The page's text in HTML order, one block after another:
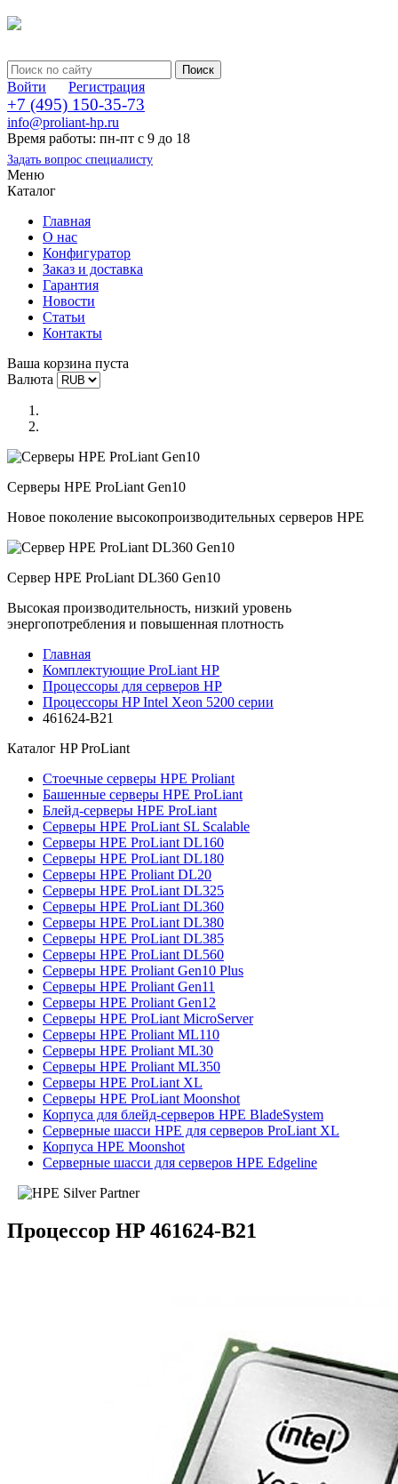
Войти Регистрация
+7 (495) 150-35-73
info@proliant-hp.ru
Время работы: пн-пт с 9 до 18
Задать вопрос специалисту
Меню
Каталог
Главная
О нас
Конфигуратор
Заказ и доставка
Гарантия
Новости
Статьи
Контакты
Ваша корзина пуста
Валюта
Серверы HPE ProLiant Gen10
Новое поколение высокопроизводительных серверов HPE
Сервер HPE ProLiant DL360 Gen10
Высокая производительность, низкий уровень
энергопотребления и повышенная плотность
Главная
Комплектующие ProLiant HP
Процессоры для серверов HP
Процессоры HP Intel Xeon 5200 серии
461624-B21
Каталог HP ProLiant
Стоечные серверы HPE Proliant
Башенные серверы HPE ProLiant
Блейд-серверы HPE ProLiant
Серверы HPE ProLiant SL Scalable
Серверы HPE ProLiant DL160
Серверы HPE ProLiant DL180
Серверы HPE Proliant DL20
Серверы HPE ProLiant DL325
Серверы HPE ProLiant DL360
Серверы HPE ProLiant DL380
Серверы HPE ProLiant DL385
Серверы HPE ProLiant DL560
Серверы HPE Proliant Gen10 Plus
Серверы HPE Proliant Gen11
Серверы HPE Proliant Gen12
Серверы HPE ProLiant MicroServer
Серверы HPE Proliant ML110
Серверы HPE Proliant ML30
Серверы HPE Proliant ML350
Серверы HPE ProLiant XL
Серверы HPE ProLiant Moonshot
Корпуса для блейд-серверов HPE BladeSystem
Серверные шасси HPE для серверов ProLiant XL
Корпуса HPE Moonshot
Серверные шасси для серверов HPE Edgeline
Процессор HP 461624-B21